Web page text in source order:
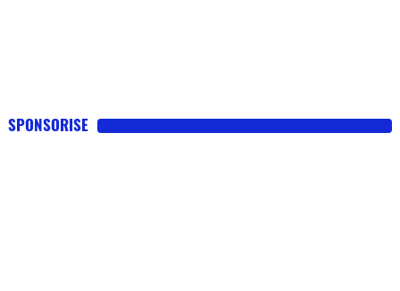
SPONSORISE